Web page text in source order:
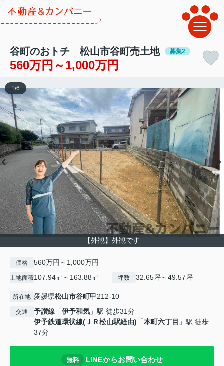
谷町のおトチ 松山市谷町売土地 募集2
560万円～1,000万円
【外観】外観です
1 /6
価格 560万円～1,000万円
土地面積107.94㎡～163.88㎡ 坪数 32.65坪～49.57坪
所在地 愛媛県松山市谷町甲212-10
交通 予讃線 「伊予和気 」駅 徒歩31分
伊予鉄道環状線(ＪＲ松山駅経由) 「本町六丁目 」駅 徒歩
37分
無料 LINEからお問い合わせ